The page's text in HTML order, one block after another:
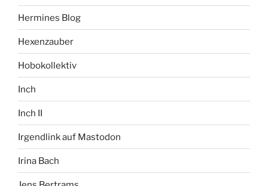
Hermines Blog
Hexenzauber
Hobokollektiv
Inch
Inch II
Irgendlink auf Mastodon
Irina Bach